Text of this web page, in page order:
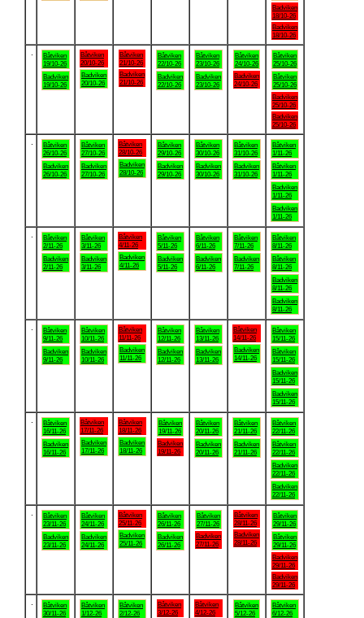
Badviken
18/10-26
Badviken
18/10-26
Båtviken
19/10-26
Badviken
19/10-26
Båtviken
20/10-26
Badviken
20/10-26
Båtviken
21/10-26
Badviken
21/10-26
Båtviken
22/10-26
Badviken
22/10-26
Båtviken
23/10-26
Badviken
23/10-26
Båtviken
24/10-26
Badviken
24/10-26
Båtviken
25/10-26
Båtviken
25/10-26
Badviken
25/10-26
Badviken
25/10-26
Båtviken
26/10-26
Badviken
26/10-26
Båtviken
27/10-26
Badviken
27/10-26
Båtviken
28/10-26
Badviken
28/10-26
Båtviken
29/10-26
Badviken
29/10-26
Båtviken
30/10-26
Badviken
30/10-26
Båtviken
31/10-26
Badviken
31/10-26
Båtviken
1/11-26
Båtviken
1/11-26
Badviken
1/11-26
Badviken
1/11-26
Båtviken
2/11-26
Badviken
2/11-26
Båtviken
3/11-26
Badviken
3/11-26
Båtviken
4/11-26
Badviken
4/11-26
Båtviken
5/11-26
Badviken
5/11-26
Båtviken
6/11-26
Badviken
6/11-26
Båtviken
7/11-26
Badviken
7/11-26
Båtviken
8/11-26
Båtviken
8/11-26
Badviken
8/11-26
Badviken
8/11-26
Båtviken
9/11-26
Badviken
9/11-26
Båtviken
10/11-26
Badviken
10/11-26
Båtviken
11/11-26
Badviken
11/11-26
Båtviken
12/11-26
Badviken
12/11-26
Båtviken
13/11-26
Badviken
13/11-26
Båtviken
14/11-26
Badviken
14/11-26
Båtviken
15/11-26
Båtviken
15/11-26
Badviken
15/11-26
Badviken
15/11-26
Båtviken
16/11-26
Badviken
16/11-26
Båtviken
17/11-26
Badviken
17/11-26
Båtviken
18/11-26
Badviken
18/11-26
Båtviken
19/11-26
Badviken
19/11-26
Båtviken
20/11-26
Badviken
20/11-26
Båtviken
21/11-26
Badviken
21/11-26
Båtviken
22/11-26
Båtviken
22/11-26
Badviken
22/11-26
Badviken
22/11-26
Båtviken
23/11-26
Badviken
23/11-26
Båtviken
24/11-26
Badviken
24/11-26
Båtviken
25/11-26
Badviken
25/11-26
Båtviken
26/11-26
Badviken
26/11-26
Båtviken
27/11-26
Badviken
27/11-26
Båtviken
28/11-26
Badviken
28/11-26
Båtviken
29/11-26
Båtviken
29/11-26
Badviken
29/11-26
Badviken
29/11-26
Båtviken
30/11-26
Båtviken
1/12-26
Båtviken
2/12-26
Båtviken
3/12-26
Båtviken
4/12-26
Båtviken
5/12-26
Båtviken
6/12-26